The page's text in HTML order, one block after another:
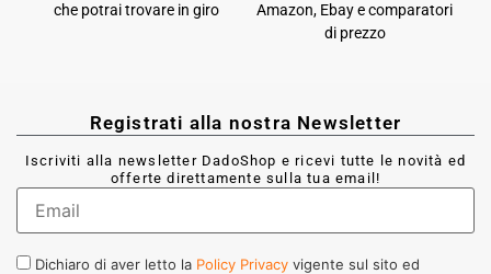
che potrai trovare in giro
Amazon, Ebay e comparatori
di prezzo
Registrati alla nostra Newsletter
Iscriviti alla newsletter DadoShop e ricevi tutte le novità ed
offerte direttamente sulla tua email!
Dichiaro di aver letto la Policy Privacy vigente sul sito ed